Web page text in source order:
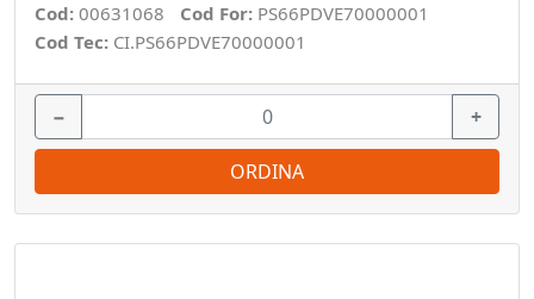
Cod: 00631068 Cod For: PS66PDVE70000001
Cod Tec: CI.PS66PDVE70000001
− +
ORDINA